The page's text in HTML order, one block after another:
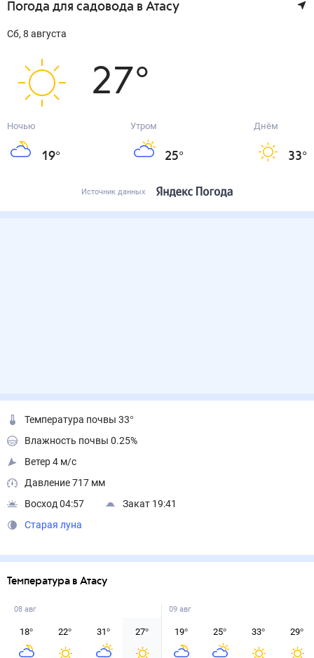
Погода для садовода в Атасу
сб, 8 августа
27°
Ночью
19°
Утром
25°
Днём
33°
Источник данных
Температура почвы 33°
Влажность почвы 0.25%
Ветер 4 м/с
Давление 717 мм
Восход 04:57
Закат 19:41
Старая луна
Температура в Атасу
08 авг
18° 22° 31° 27°
09 авг
19° 25° 33° 29°